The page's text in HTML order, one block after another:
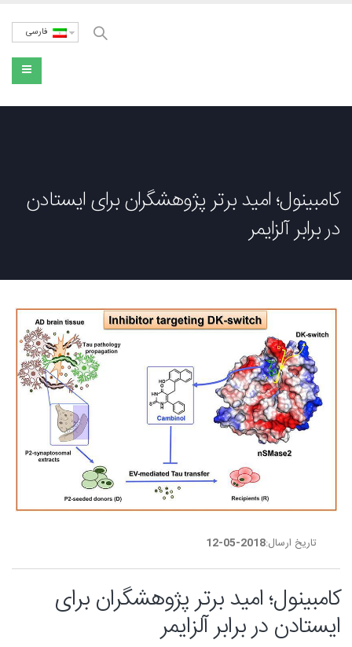
فارسی
کامبینول؛ امید برتر پژوهشگران برای ایستادن
در برابر آلزایمر
تاریخ ارسال:2018-05-12
کامبینول؛ امید برتر پژوهشگران برای
ایستادن در برابر آلزایمر